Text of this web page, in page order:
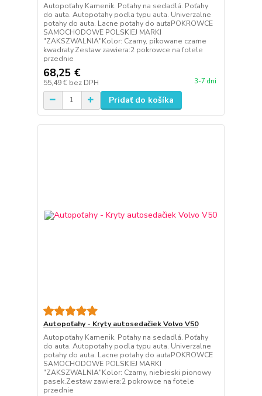
Autopoťahy Kamenik. Poťahy na sedadlá. Poťahy
do auta. Autopotahy podla typu auta. Univerzalne
potahy do auta. Lacne potahy do autaPOKROWCE
SAMOCHODOWE POLSKIEJ MARKI
"ZAKSZWALNIA"Kolor: Czarny, pikowane czarne
kwadraty.Zestaw zawiera:2 pokrowce na fotele
przednie
68,25 €
55,49 € bez DPH 3-7 dni
Pridať do košíka
Autopoťahy - Kryty autosedačiek Volvo V50
Autopoťahy Kamenik. Poťahy na sedadlá. Poťahy
do auta. Autopotahy podla typu auta. Univerzalne
potahy do auta. Lacne potahy do autaPOKROWCE
SAMOCHODOWE POLSKIEJ MARKI
"ZAKSZWALNIA"Kolor: Czarny, niebieski pionowy
pasek.Zestaw zawiera:2 pokrowce na fotele
przednie